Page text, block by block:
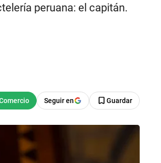
peruana: el capitán.
Seguir en Guardar